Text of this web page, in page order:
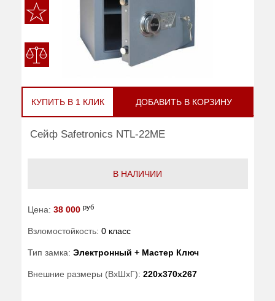
КУПИТЬ В 1 КЛИК ДОБАВИТЬ В КОРЗИНУ
Сейф Safetronics NTL-22ME
В НАЛИЧИИ
Цена: 38 000 руб
Взломостойкость: 0 класс
Тип замка: Электронный + Мастер Ключ
Внешние размеры (ВхШхГ): 220x370x267